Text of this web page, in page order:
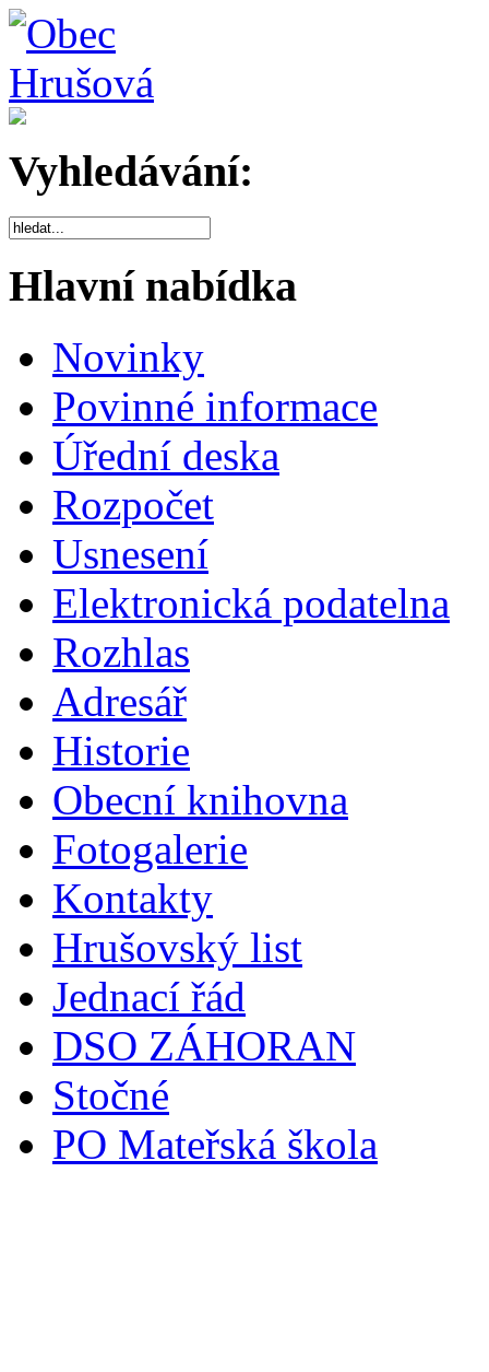
Vyhledávání:
Hlavní nabídka
Novinky
Povinné informace
Úřední deska
Rozpočet
Usnesení
Elektronická podatelna
Rozhlas
Adresář
Historie
Obecní knihovna
Fotogalerie
Kontakty
Hrušovský list
Jednací řád
DSO ZÁHORAN
Stočné
PO Mateřská škola